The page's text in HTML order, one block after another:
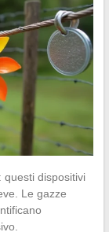
questi dispositivi
Le gazze